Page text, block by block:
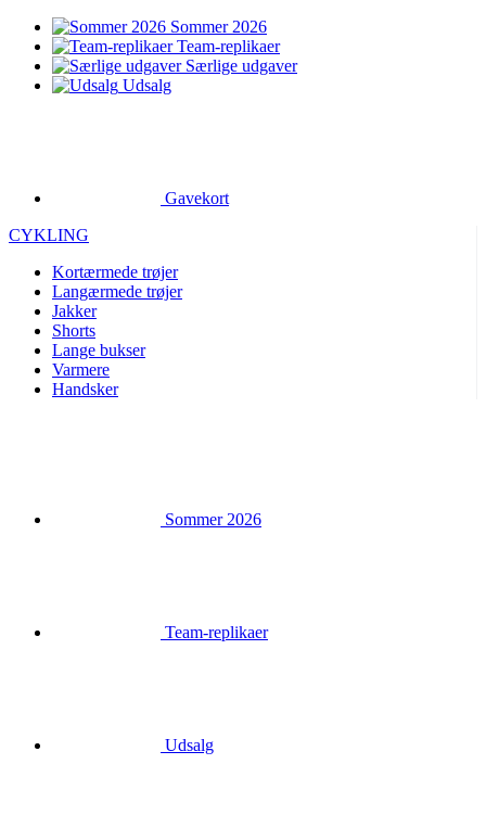
Sommer 2026
Team-replikaer
Særlige udgaver
Udsalg
Langærmede trøjer
Shorts
Varmere
Handsker